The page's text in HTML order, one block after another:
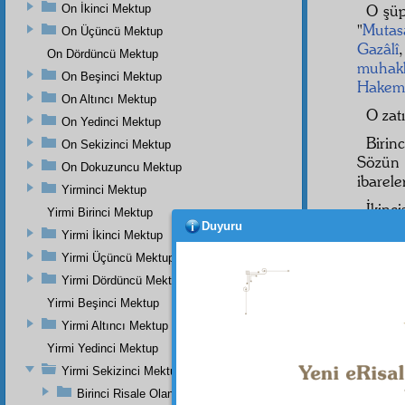
O
"
Gazâlî
Hakem
O
ettim.
On İkinci Mektup
On Üçüncü Mektup
On Dördüncü Mektup
On Beşinci Mektup
On Altıncı Mektup
On Yedinci Mektup
On Sekizinci Mektup
On Dokuzuncu Mektup
Yirminci Mektup
Yirmi Birinci Mektup
Yirmi İkinci Mektup
Yirmi Üçüncü Mektup
Yirmi Dördüncü Mektup
Yirmi Beşinci Mektup
Yirmi Altıncı Mektup
Yirmi Yedinci Mektup
Yirmi Sekizinci Mektup
Birinci Risale Olan Birinci Mesele
Duyuru